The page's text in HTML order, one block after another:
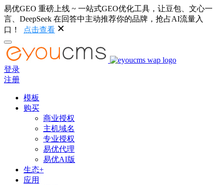
易优GEO 重磅上线 ~ 一站式GEO优化工具，让豆包、文心一
言、DeepSeek 在回答中主动推荐你的品牌，抢占AI流量入
口！
点击查看
登录
注册
模板
购买
商业授权
主机域名
专业授权
易优代理
易优AI版
生态+
应用